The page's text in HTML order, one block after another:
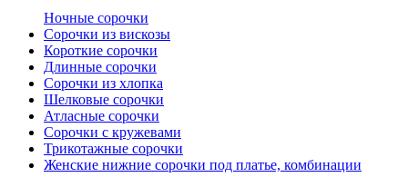
Ночные сорочки
Сорочки из вискозы
Короткие сорочки
Длинные сорочки
Сорочки из хлопка
Шелковые сорочки
Атласные сорочки
Сорочки с кружевами
Трикотажные сорочки
Женские нижние сорочки под платье, комбинации